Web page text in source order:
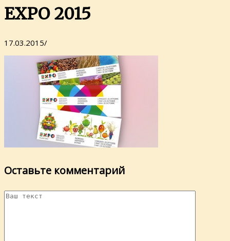
ЕХРО 2015
17.03.2015/
Оставьте комментарий